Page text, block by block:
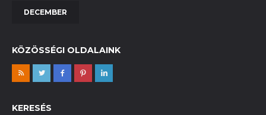
DECEMBER
KÖZÖSSÉGI OLDALAINK
KERESÉS